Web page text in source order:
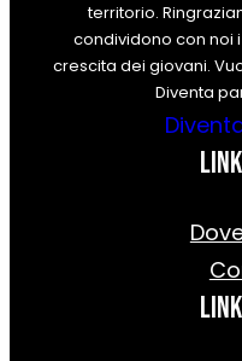
territorio.
condividono con noi
crescita dei giovani.
Diventa